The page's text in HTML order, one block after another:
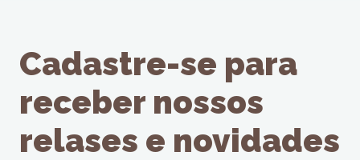
Cadastre-se para
receber nossos
relases e novidades